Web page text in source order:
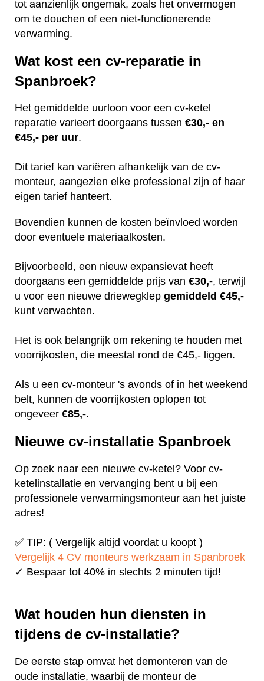
tot aanzienlijk ongemak, zoals het onvermogen
om te douchen of een niet-functionerende
verwarming.
Wat kost een cv-reparatie in
Spanbroek?
Het gemiddelde uurloon voor een cv-ketel
reparatie varieert doorgaans tussen €30,- en
€45,- per uur.
Dit tarief kan variëren afhankelijk van de cv-
monteur, aangezien elke professional zijn of haar
eigen tarief hanteert.
Bovendien kunnen de kosten beïnvloed worden
door eventuele materiaalkosten.
Bijvoorbeeld, een nieuw expansievat heeft
doorgaans een gemiddelde prijs van €30,-, terwijl
u voor een nieuwe driewegklep gemiddeld €45,-
kunt verwachten.
Het is ook belangrijk om rekening te houden met
voorrijkosten, die meestal rond de €45,- liggen.
Als u een cv-monteur 's avonds of in het weekend
belt, kunnen de voorrijkosten oplopen tot
ongeveer €85,-.
Nieuwe cv-installatie Spanbroek
Op zoek naar een nieuwe cv-ketel? Voor cv-
ketelinstallatie en vervanging bent u bij een
professionele verwarmingsmonteur aan het juiste
adres!
✅ TIP: ( Vergelijk altijd voordat u koopt )
Vergelijk 4 CV monteurs werkzaam in Spanbroek
✓ Bespaar tot 40% in slechts 2 minuten tijd!
Wat houden hun diensten in
tijdens de cv-installatie?
De eerste stap omvat het demonteren van de
oude installatie, waarbij de monteur de